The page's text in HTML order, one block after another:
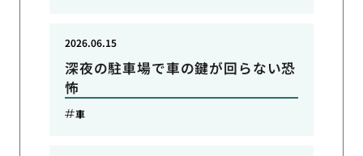
深夜の駐車場で車の鍵が回らない恐
怖
2026.06.15
車